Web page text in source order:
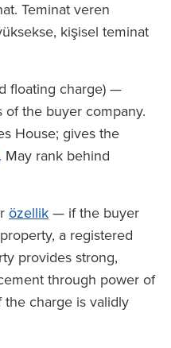
Teminat veren
kişisel teminat
floating charge) —
the buyer company.
House; gives the
. May rank behind
özellik — if the buyer
a registered
provides strong,
through power of
the charge is validly